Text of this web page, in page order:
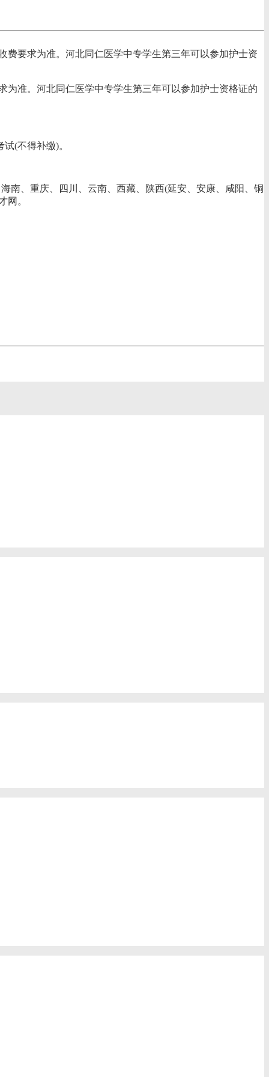
费要求为准。河北同仁医学中专学生第三年可以参加护士资
为准。河北同仁医学中专学生第三年可以参加护士资格证的
(不得补缴)。
南、重庆、四川、云南、西藏、陕西(延安、安康、咸阳、铜
网。